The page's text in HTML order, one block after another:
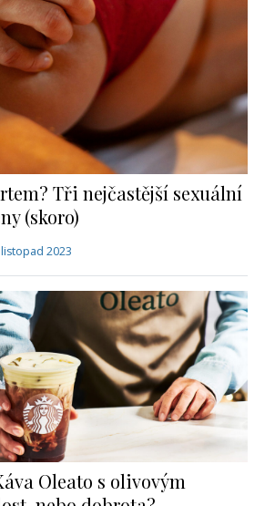
Tři nejčastější sexuální
(skoro)
2023
Oleato s olivovým
nebo dobrota?
2023